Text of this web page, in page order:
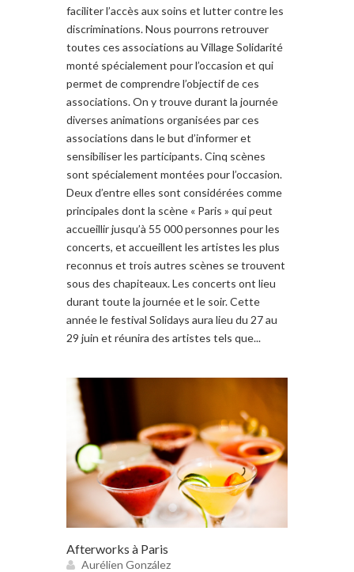
faciliter l’accès aux soins et lutter contre les
discriminations. Nous pourrons retrouver
toutes ces associations au Village Solidarité
monté spécialement pour l’occasion et qui
permet de comprendre l’objectif de ces
associations. On y trouve durant la journée
diverses animations organisées par ces
associations dans le but d’informer et
sensibiliser les participants. Cinq scènes
sont spécialement montées pour l’occasion.
Deux d’entre elles sont considérées comme
principales dont la scène « Paris » qui peut
accueillir jusqu’à 55 000 personnes pour les
concerts, et accueillent les artistes les plus
reconnus et trois autres scènes se trouvent
sous des chapiteaux. Les concerts ont lieu
durant toute la journée et le soir. Cette
année le festival Solidays aura lieu du 27 au
29 juin et réunira des artistes tels que...
Afterworks à Paris
Aurélien González